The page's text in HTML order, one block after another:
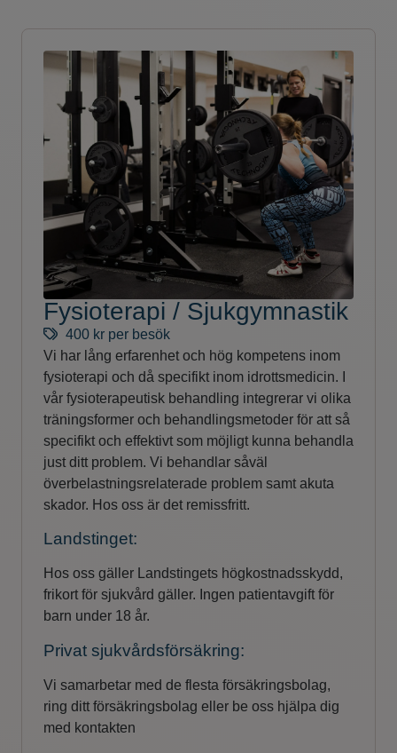
Fysioterapi / Sjukgymnastik
400 kr per besök
Vi har lång erfarenhet och hög kompetens inom
fysioterapi och då specifikt inom idrottsmedicin. I
vår fysioterapeutisk behandling integrerar vi olika
träningsformer och behandlingsmetoder för att så
specifikt och effektivt som möjligt kunna behandla
just ditt problem. Vi behandlar såväl
överbelastningsrelaterade problem samt akuta
skador. Hos oss är det remissfritt.
Landstinget:
Hos oss gäller Landstingets högkostnadsskydd,
frikort för sjukvård gäller. Ingen patientavgift för
barn under 18 år.
Privat sjukvårdsförsäkring:
Vi samarbetar med de flesta försäkringsbolag,
ring ditt försäkringsbolag eller be oss hjälpa dig
med kontakten